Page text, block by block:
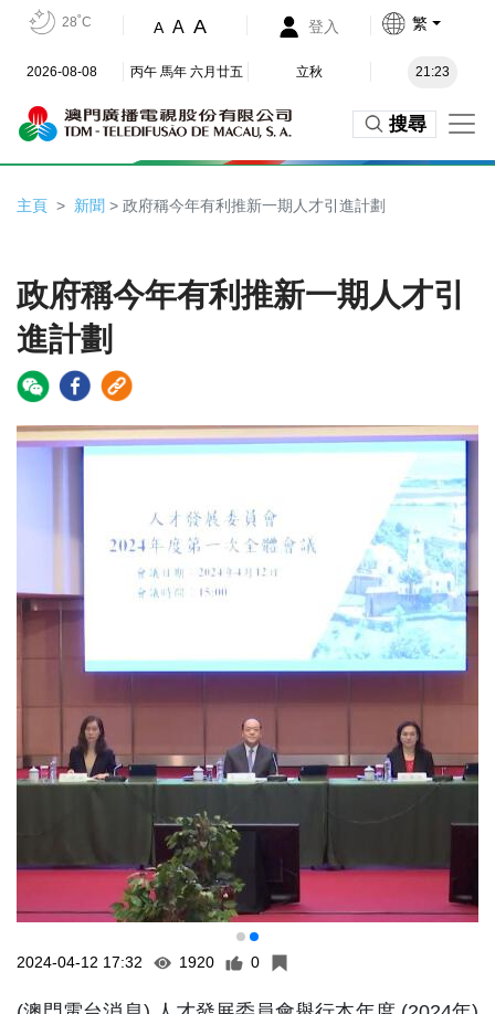
28˚C A A A 登入 繁
2026-08-08 丙午 馬年 六月廿五 立秋 21:23
搜尋
主頁 新聞 > 政府稱今年有利推新一期人才引進計劃
政府稱今年有利推新一期人才引
進計劃
2024-04-12 17:32 1920 0